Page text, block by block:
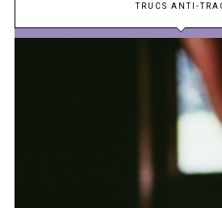
TRUCS ANTI-